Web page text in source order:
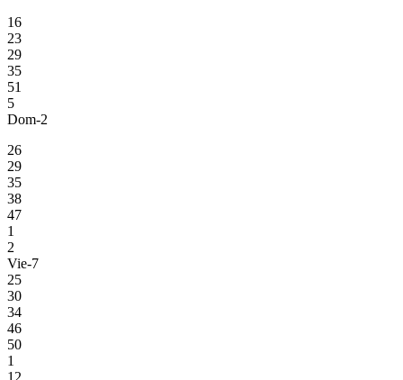
16
23
29
35
51
5
Dom-2
26
29
35
38
47
1
2
Vie-7
25
30
34
46
50
1
12